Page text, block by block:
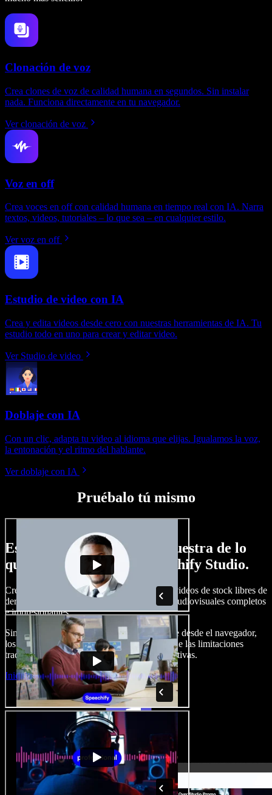
Clonación de voz
Crea clones de voz de calidad humana en segundos. Sin instalar
nada. Funciona directamente en tu navegador.
Ver clonación de voz
Voz en off
Crea voces en off con calidad humana en tiempo real con IA. Narra
textos, videos, tutoriales – lo que sea – en cualquier estilo.
Ver voz en off
Estudio de video con IA
Crea y edita videos desde cero con nuestras herramientas de IA. Tu
estudio todo en uno para crear y editar video.
Ver Studio de video
Doblaje con IA
Con un clic, adapta tu video al idioma que elijas. Igualamos la voz,
la entonación y el ritmo del hablante.
Ver doblaje con IA
Pruébalo tú mismo
Esto es solo una pequeña muestra de lo
que podrás hacer con Speechify Studio.
Crea voces en off, añade imágenes, audio y videos de stock libres de
derechos, clona tu voz y produce proyectos audiovisuales completos
e impresionantes.
Sin curva de aprendizaje y con todo accesible desde el navegador,
los creadores de contenido pueden liberarse de las limitaciones
tradicionales y dar vida a todas sus ideas creativas.
Iniciar Studio